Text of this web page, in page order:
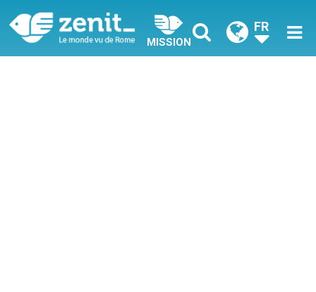
MISSION
FR